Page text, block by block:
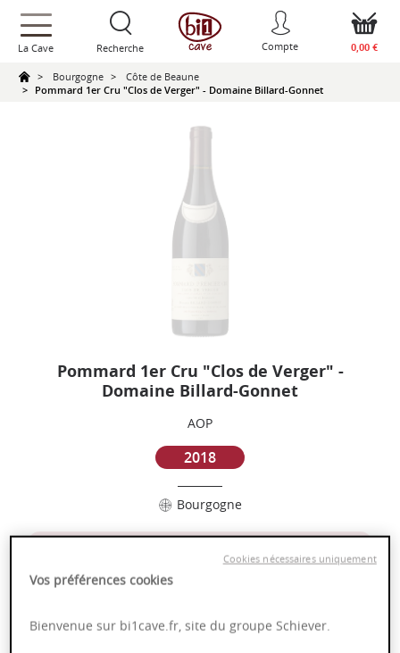
text.skipToContent
text.skipToNavigation
La Cave Recherche Compte 0,00 €
Bourgogne
Côte de Beaune
Pommard 1er Cru "Clos de Verger" - Domaine Billard-Gonnet
Pommard 1er Cru "Clos de Verger" -
Domaine Billard-Gonnet
AOP
2018
Bourgogne
Complexité
Vos préférences cookies
Bienvenue sur bi1cave.fr, site du groupe Schiever.
Cookies nécessaires uniquement